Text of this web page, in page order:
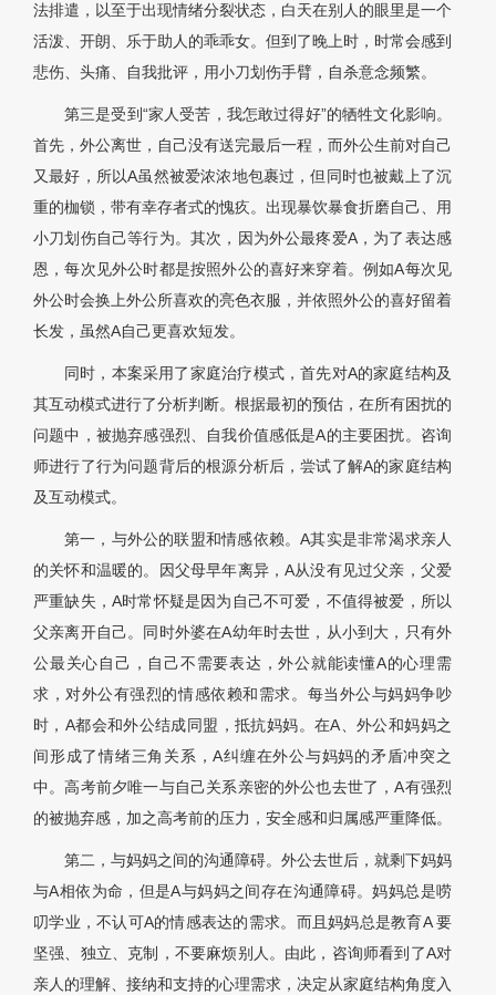
法排遣，以至于出现情绪分裂状态，白天在别人的眼里是一个
活泼、开朗、乐于助人的乖乖女。但到了晚上时，时常会感到
悲伤、头痛、自我批评，用小刀划伤手臂，自杀意念频繁。
第三是受到“家人受苦，我怎敢过得好”的牺牲文化影响。
首先，外公离世，自己没有送完最后一程，而外公生前对自己
又最好，所以A虽然被爱浓浓地包裹过，但同时也被戴上了沉
重的枷锁，带有幸存者式的愧疚。出现暴饮暴食折磨自己、用
小刀划伤自己等行为。其次，因为外公最疼爱A，为了表达感
恩，每次见外公时都是按照外公的喜好来穿着。例如A每次见
外公时会换上外公所喜欢的亮色衣服，并依照外公的喜好留着
长发，虽然A自己更喜欢短发。
同时，本案采用了家庭治疗模式，首先对A的家庭结构及
其互动模式进行了分析判断。根据最初的预估，在所有困扰的
问题中，被抛弃感强烈、自我价值感低是A的主要困扰。咨询
师进行了行为问题背后的根源分析后，尝试了解A的家庭结构
及互动模式。
第一，与外公的联盟和情感依赖。A其实是非常渴求亲人
的关怀和温暖的。因父母早年离异，A从没有见过父亲，父爱
严重缺失，A时常怀疑是因为自己不可爱，不值得被爱，所以
父亲离开自己。同时外婆在A幼年时去世，从小到大，只有外
公最关心自己，自己不需要表达，外公就能读懂A的心理需
求，对外公有强烈的情感依赖和需求。每当外公与妈妈争吵
时，A都会和外公结成同盟，抵抗妈妈。在A、外公和妈妈之
间形成了情绪三角关系，A纠缠在外公与妈妈的矛盾冲突之
中。高考前夕唯一与自己关系亲密的外公也去世了，A有强烈
的被抛弃感，加之高考前的压力，安全感和归属感严重降低。
第二，与妈妈之间的沟通障碍。外公去世后，就剩下妈妈
与A相依为命，但是A与妈妈之间存在沟通障碍。妈妈总是唠
叨学业，不认可A的情感表达的需求。而且妈妈总是教育A 要
坚强、独立、克制，不要麻烦别人。由此，咨询师看到了A对
亲人的理解、接纳和支持的心理需求，决定从家庭结构角度入